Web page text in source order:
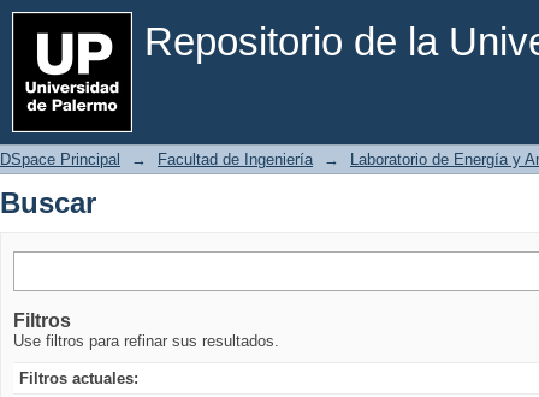
Repositorio de la
Buscar
DSpace Principal → Facultad de Ingeniería → Laboratorio de Energía y
Buscar
Filtros
Use filtros para refinar sus resultados.
Filtros actuales: